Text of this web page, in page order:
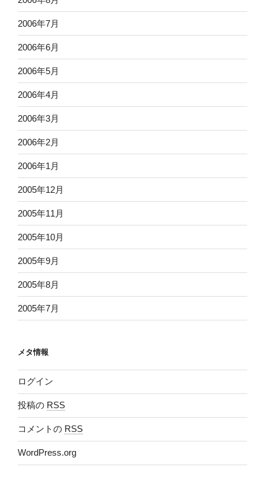
2006年7月
2006年6月
2006年5月
2006年4月
2006年3月
2006年2月
2006年1月
2005年12月
2005年11月
2005年10月
2005年9月
2005年8月
2005年7月
メタ情報
ログイン
投稿の RSS
コメントの RSS
WordPress.org